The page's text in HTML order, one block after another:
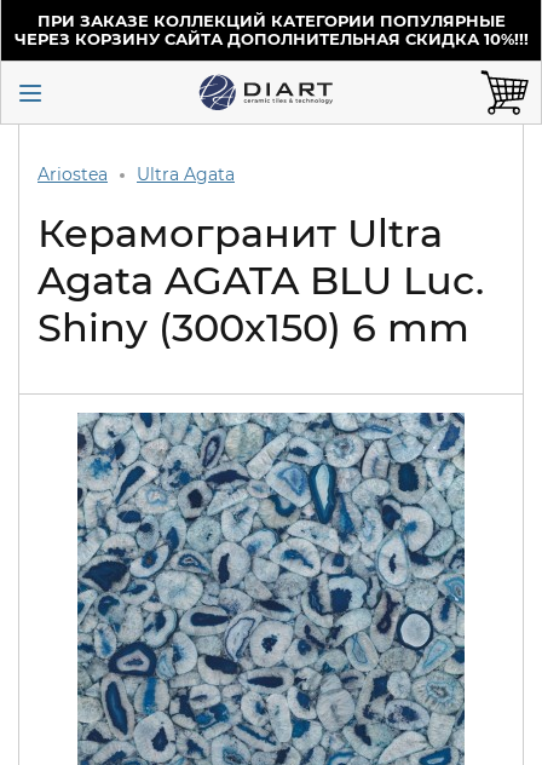
ПРИ ЗАКАЗЕ КОЛЛЕКЦИЙ КАТЕГОРИИ ПОПУЛЯРНЫЕ
ЧЕРЕЗ КОРЗИНУ САЙТА ДОПОЛНИТЕЛЬНАЯ СКИДКА 10%!!!
Ariostea Ultra Agata
Керамогранит Ultra
Agata AGATA BLU Luc.
Shiny (300x150) 6 mm